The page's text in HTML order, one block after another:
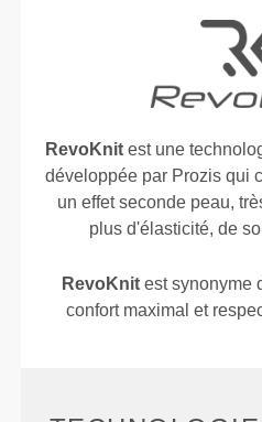
RevoKnitest une
développée par Prozis qui
un effet seconde peau,
plus d'élasticité, de
RevoKnitest synonyme
confort maximal et